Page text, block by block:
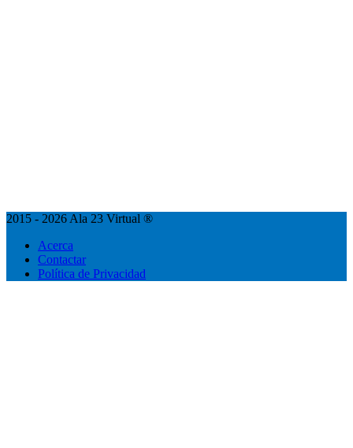
2015 - 2026 Ala 23 Virtual ®
Acerca
Contactar
Política de Privacidad